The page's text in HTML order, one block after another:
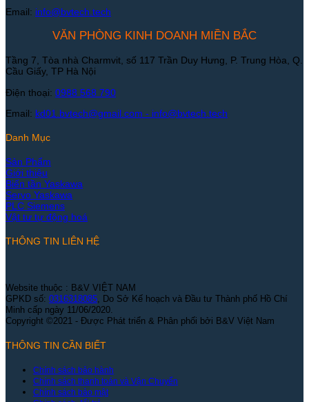
Email: info@bvtech.tech
VĂN PHÒNG KINH DOANH MIỀN BẮC
Tầng 7, Tòa nhà Charmvit, số 117 Trần Duy Hưng, P. Trung Hòa, Q.
Cầu Giấy, TP Hà Nội
Điện thoại: 0988 568 790
Email: kd01.bvtech@gmail.com - info@bvtech.tech
Danh Mục
Sản Phẩm
Giới thiệu
Biến tần Yaskawa
Servo Yaskawa
PLC Siemens
Vật tư tự động hoá
THÔNG TIN LIÊN HỆ
Website thuộc : B&V VIỆT NAM
GPKD số: 0316318085, Do Sở Kế hoạch và Đầu tư Thành phố Hồ Chí
Minh cấp ngày 11/06/2020.
Copyright ©2021 - Được Phát triển & Phân phối bởi B&V Việt Nam
THÔNG TIN CẦN BIẾT
Chính sách bảo hành
Chính sách thanh toán và Vận Chuyển
Chính sách bảo mật